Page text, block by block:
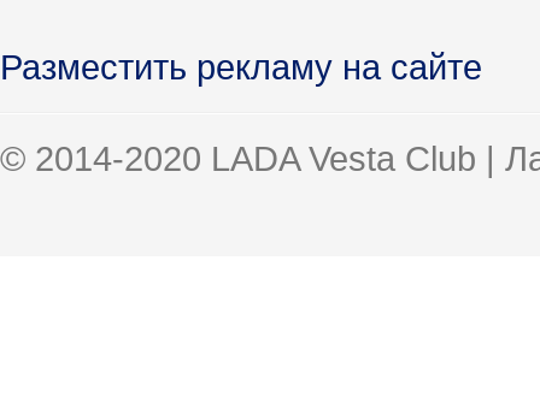
Разместить рекламу на сайте
© 2014-2020 LADA Vesta Club |